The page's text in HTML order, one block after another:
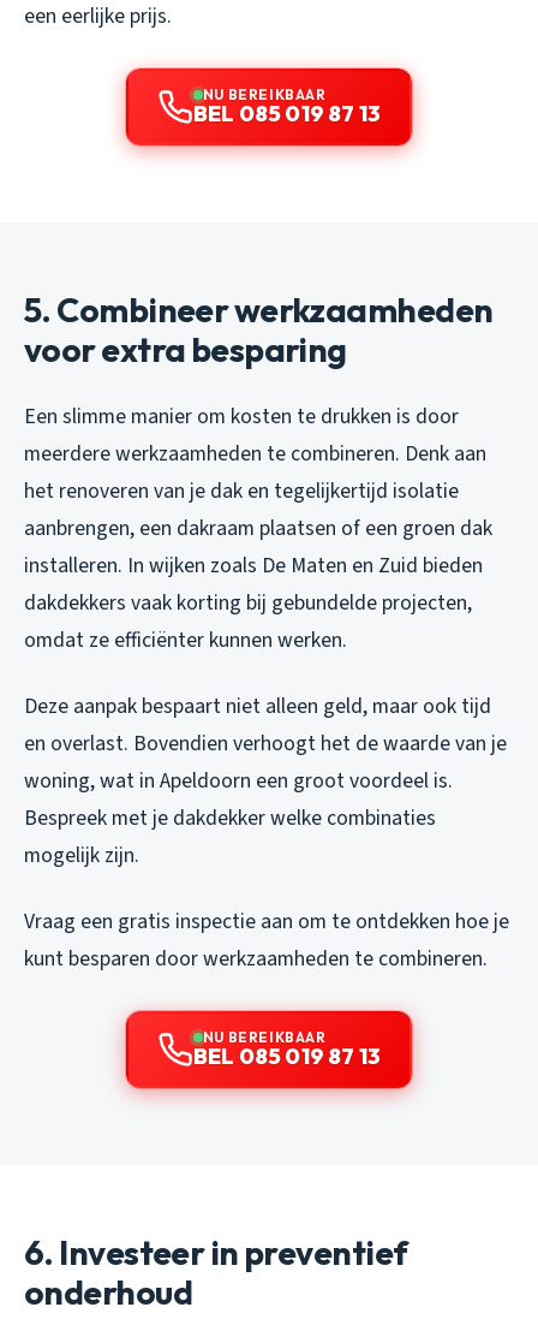
een eerlijke prijs.
NU BEREIKBAAR
BEL 085 019 87 13
5. Combineer werkzaamheden
voor extra besparing
Een slimme manier om kosten te drukken is door
meerdere werkzaamheden te combineren. Denk aan
het renoveren van je dak en tegelijkertijd isolatie
aanbrengen, een dakraam plaatsen of een groen dak
installeren. In wijken zoals De Maten en Zuid bieden
dakdekkers vaak korting bij gebundelde projecten,
omdat ze efficiënter kunnen werken.
Deze aanpak bespaart niet alleen geld, maar ook tijd
en overlast. Bovendien verhoogt het de waarde van je
woning, wat in Apeldoorn een groot voordeel is.
Bespreek met je dakdekker welke combinaties
mogelijk zijn.
Vraag een gratis inspectie aan om te ontdekken hoe je
kunt besparen door werkzaamheden te combineren.
NU BEREIKBAAR
BEL 085 019 87 13
6. Investeer in preventief
onderhoud